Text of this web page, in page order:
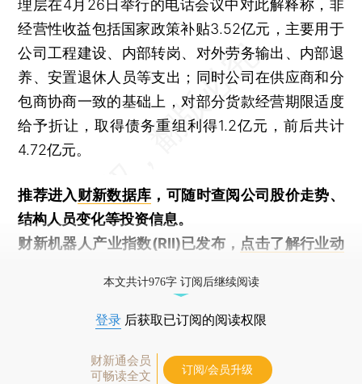
理层在4月26日举行的电话会议中对此解释称，非
经营性收益包括国家政策补贴3.52亿元，主要用于
公司工程建设、内部转岗、对外劳务输出、内部退
养、安置退休人员等支出；同时公司在供应商和分
包商协商一致的基础上，对部分货款经营期限适度
给予折让，取得债务重组利得1.2亿元，前后共计
4.72亿元。
推荐进入财新数据库 ，可随时查阅公司股价走势、
结构人员变化等投资信息。
财新机器人产业指数(RII)已发布， 点击了解行业动
本文共计976字 订阅后继续阅读
登录 后获取已订阅的阅读权限
财新通会员
可畅读全文
订阅/会员升级